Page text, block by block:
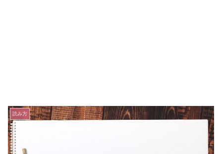
読み方